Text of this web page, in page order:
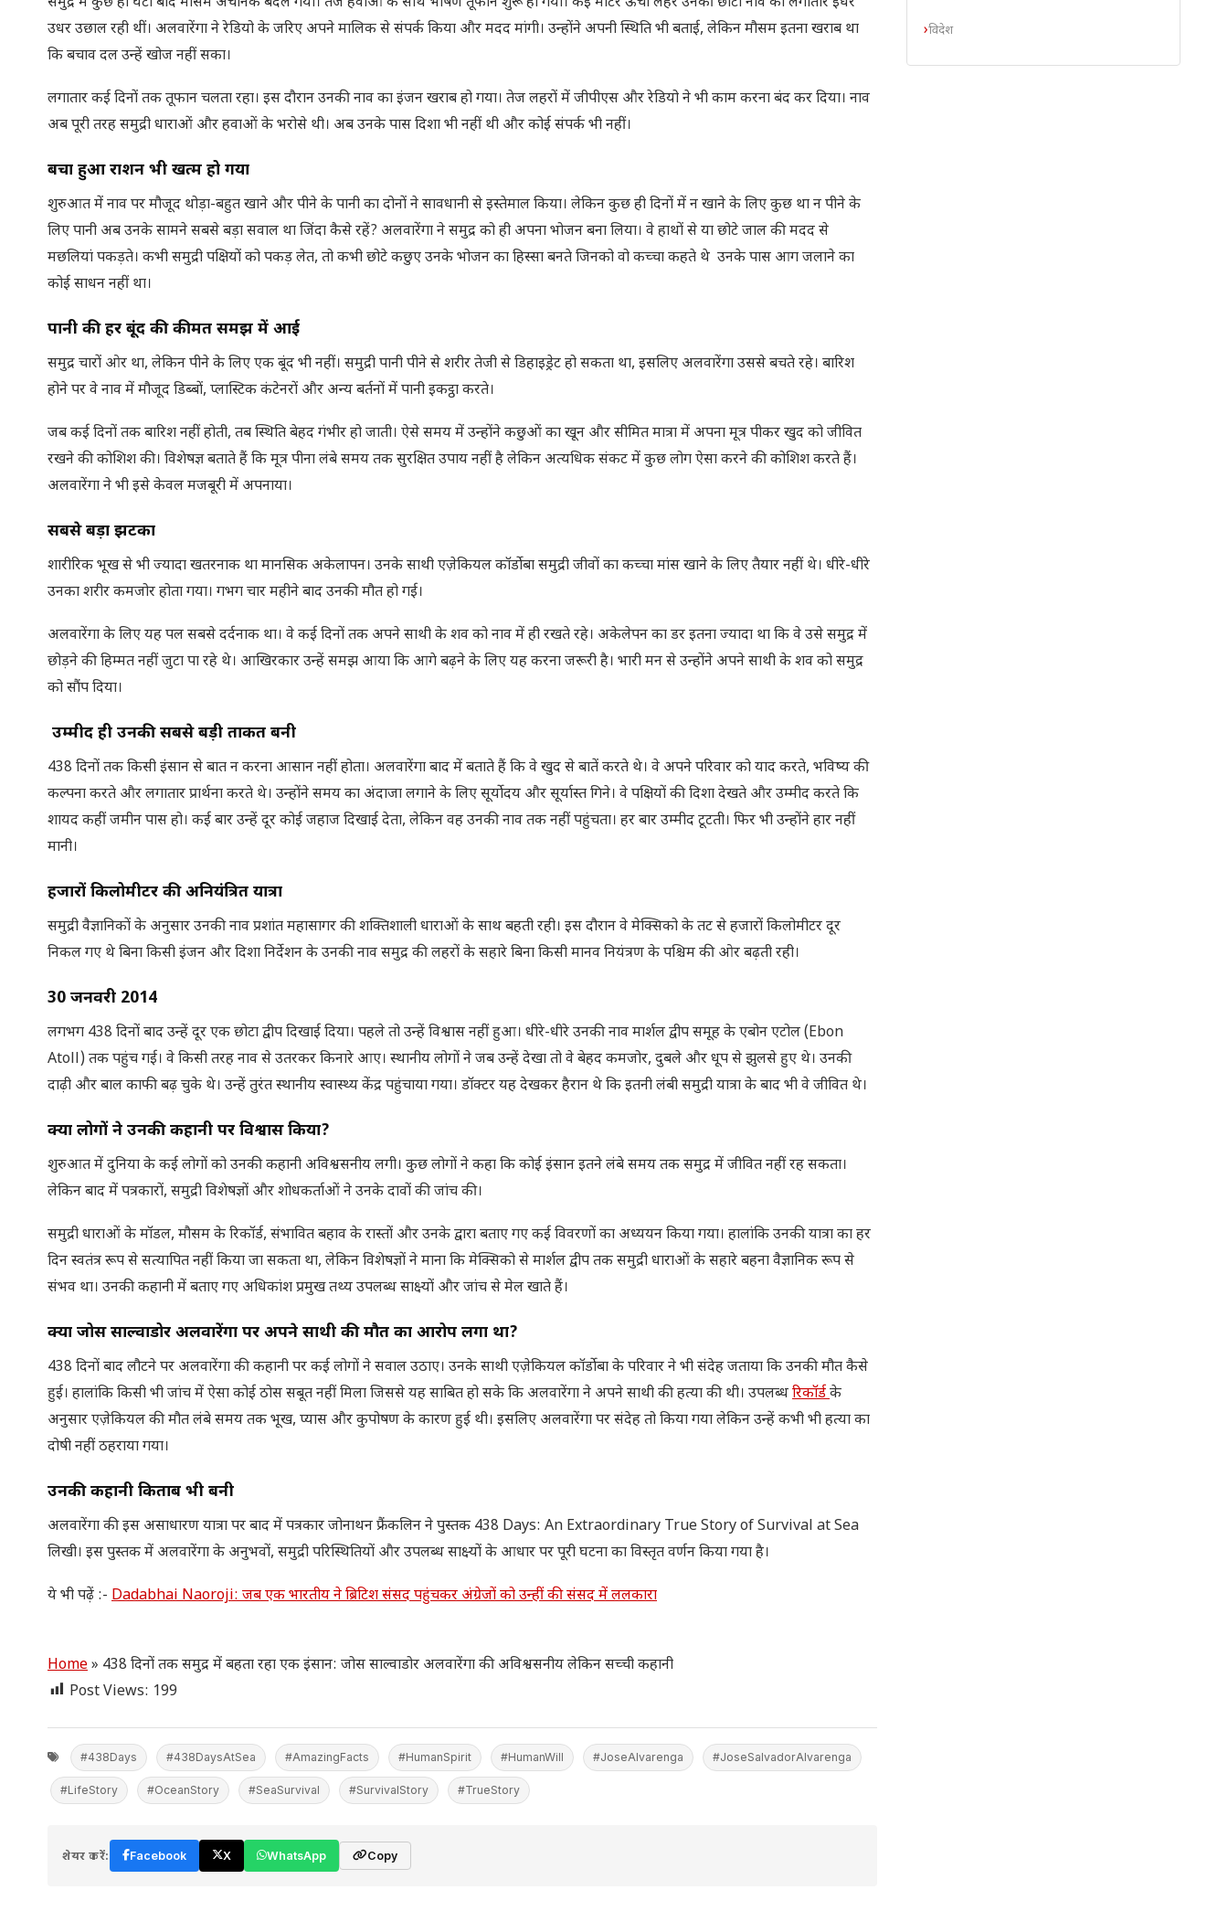
उधर उछाल रही थीं। अलवारेंगा ने रेडियो के जरिए अपने मालिक से संपर्क किया और मदद मांगी। उन्होंने अपनी स्थिति भी बताई, लेकिन मौसम इतना खराब था
कि बचाव दल उन्हें खोज नहीं सका।
लगातार कई दिनों तक तूफान चलता रहा। इस दौरान उनकी नाव का इंजन खराब हो गया। तेज लहरों में जीपीएस और रेडियो ने भी काम करना बंद कर दिया। नाव
अब पूरी तरह समुद्री धाराओं और हवाओं के भरोसे थी। अब उनके पास दिशा भी नहीं थी और कोई संपर्क भी नहीं।
बचा हुआ राशन भी खत्म हो गया
शुरुआत में नाव पर मौजूद थोड़ा-बहुत खाने और पीने के पानी का दोनों ने सावधानी से इस्तेमाल किया। लेकिन कुछ ही दिनों में न खाने के लिए कुछ था न पीने के
लिए पानी अब उनके सामने सबसे बड़ा सवाल था जिंदा कैसे रहें? अलवारेंगा ने समुद्र को ही अपना भोजन बना लिया। वे हाथों से या छोटे जाल की मदद से
मछलियां पकड़ते। कभी समुद्री पक्षियों को पकड़ लेत, तो कभी छोटे कछुए उनके भोजन का हिस्सा बनते जिनको वो कच्चा कहते थे उनके पास आग जलाने का
कोई साधन नहीं था।
पानी की हर बूंद की कीमत समझ में आई
समुद्र चारों ओर था, लेकिन पीने के लिए एक बूंद भी नहीं। समुद्री पानी पीने से शरीर तेजी से डिहाइड्रेट हो सकता था, इसलिए अलवारेंगा उससे बचते रहे। बारिश
होने पर वे नाव में मौजूद डिब्बों, प्लास्टिक कंटेनरों और अन्य बर्तनों में पानी इकट्ठा करते।
जब कई दिनों तक बारिश नहीं होती, तब स्थिति बेहद गंभीर हो जाती। ऐसे समय में उन्होंने कछुओं का खून और सीमित मात्रा में अपना मूत्र पीकर खुद को जीवित
रखने की कोशिश की। विशेषज्ञ बताते हैं कि मूत्र पीना लंबे समय तक सुरक्षित उपाय नहीं है लेकिन अत्यधिक संकट में कुछ लोग ऐसा करने की कोशिश करते हैं।
अलवारेंगा ने भी इसे केवल मजबूरी में अपनाया।
सबसे बड़ा झटका
शारीरिक भूख से भी ज्यादा खतरनाक था मानसिक अकेलापन। उनके साथी एज़ेकियल कॉर्डोबा समुद्री जीवों का कच्चा मांस खाने के लिए तैयार नहीं थे। धीरे-धीरे
उनका शरीर कमजोर होता गया। गभग चार महीने बाद उनकी मौत हो गई।
अलवारेंगा के लिए यह पल सबसे दर्दनाक था। वे कई दिनों तक अपने साथी के शव को नाव में ही रखते रहे। अकेलेपन का डर इतना ज्यादा था कि वे उसे समुद्र में
छोड़ने की हिम्मत नहीं जुटा पा रहे थे। आखिरकार उन्हें समझ आया कि आगे बढ़ने के लिए यह करना जरूरी है। भारी मन से उन्होंने अपने साथी के शव को समुद्र
को सौंप दिया।
उम्मीद ही उनकी सबसे बड़ी ताकत बनी
438 दिनों तक किसी इंसान से बात न करना आसान नहीं होता। अलवारेंगा बाद में बताते हैं कि वे खुद से बातें करते थे। वे अपने परिवार को याद करते, भविष्य की
कल्पना करते और लगातार प्रार्थना करते थे। उन्होंने समय का अंदाजा लगाने के लिए सूर्योदय और सूर्यास्त गिने। वे पक्षियों की दिशा देखते और उम्मीद करते कि
शायद कहीं जमीन पास हो। कई बार उन्हें दूर कोई जहाज दिखाई देता, लेकिन वह उनकी नाव तक नहीं पहुंचता। हर बार उम्मीद टूटती। फिर भी उन्होंने हार नहीं
मानी।
हजारों किलोमीटर की अनियंत्रित यात्रा
समुद्री वैज्ञानिकों के अनुसार उनकी नाव प्रशांत महासागर की शक्तिशाली धाराओं के साथ बहती रही। इस दौरान वे मेक्सिको के तट से हजारों किलोमीटर दूर
निकल गए थे बिना किसी इंजन और दिशा निर्देशन के उनकी नाव समुद्र की लहरों के सहारे बिना किसी मानव नियंत्रण के पश्चिम की ओर बढ़ती रही।
30 जनवरी 2014
लगभग 438 दिनों बाद उन्हें दूर एक छोटा द्वीप दिखाई दिया। पहले तो उन्हें विश्वास नहीं हुआ। धीरे-धीरे उनकी नाव मार्शल द्वीप समूह के एबोन एटोल (Ebon
Atoll) तक पहुंच गई। वे किसी तरह नाव से उतरकर किनारे आए। स्थानीय लोगों ने जब उन्हें देखा तो वे बेहद कमजोर, दुबले और धूप से झुलसे हुए थे। उनकी
दाढ़ी और बाल काफी बढ़ चुके थे। उन्हें तुरंत स्थानीय स्वास्थ्य केंद्र पहुंचाया गया। डॉक्टर यह देखकर हैरान थे कि इतनी लंबी समुद्री यात्रा के बाद भी वे जीवित थे।
क्या लोगों ने उनकी कहानी पर विश्वास किया?
शुरुआत में दुनिया के कई लोगों को उनकी कहानी अविश्वसनीय लगी। कुछ लोगों ने कहा कि कोई इंसान इतने लंबे समय तक समुद्र में जीवित नहीं रह सकता।
लेकिन बाद में पत्रकारों, समुद्री विशेषज्ञों और शोधकर्ताओं ने उनके दावों की जांच की।
समुद्री धाराओं के मॉडल, मौसम के रिकॉर्ड, संभावित बहाव के रास्तों और उनके द्वारा बताए गए कई विवरणों का अध्ययन किया गया। हालांकि उनकी यात्रा का हर
दिन स्वतंत्र रूप से सत्यापित नहीं किया जा सकता था, लेकिन विशेषज्ञों ने माना कि मेक्सिको से मार्शल द्वीप तक समुद्री धाराओं के सहारे बहना वैज्ञानिक रूप से
संभव था। उनकी कहानी में बताए गए अधिकांश प्रमुख तथ्य उपलब्ध साक्ष्यों और जांच से मेल खाते हैं।
क्या जोस साल्वाडोर अलवारेंगा पर अपने साथी की मौत का आरोप लगा था?
438 दिनों बाद लौटने पर अलवारेंगा की कहानी पर कई लोगों ने सवाल उठाए। उनके साथी एज़ेकियल कॉर्डोबा के परिवार ने भी संदेह जताया कि उनकी मौत कैसे
हुई। हालांकि किसी भी जांच में ऐसा कोई ठोस सबूत नहीं मिला जिससे यह साबित हो सके कि अलवारेंगा ने अपने साथी की हत्या की थी। उपलब्धरिकॉर्डके
अनुसार एज़ेकियल की मौत लंबे समय तक भूख, प्यास और कुपोषण के कारण हुई थी। इसलिए अलवारेंगा पर संदेह तो किया गया लेकिन उन्हें कभी भी हत्या का
दोषी नहीं ठहराया गया।
उनकी कहानी किताब भी बनी
अलवारेंगा की इस असाधारण यात्रा पर बाद में पत्रकार जोनाथन फ्रैंकलिन ने पुस्तक 438 Days: An Extraordinary True Story of Survival at Sea
लिखी। इस पुस्तक में अलवारेंगा के अनुभवों, समुद्री परिस्थितियों और उपलब्ध साक्ष्यों के आधार पर पूरी घटना का विस्तृत वर्णन किया गया है।
ये भी पढ़ें :- Dadabhai Naoroji: जब एक भारतीय ने ब्रिटिश संसद पहुंचकर अंग्रेजों को उन्हीं की संसद में ललकारा
Home» 438 दिनों तक समुद्र में बहता रहा एक इंसान: जोस साल्वाडोर अलवारेंगा की अविश्वसनीय लेकिन सच्ची कहानी
Post Views: 199
#438Days #438DaysAtSea #AmazingFacts #HumanSpirit #HumanWill #JoseAlvarenga #JoseSalvadorAlvarenga
#LifeStory #OceanStory #SeaSurvival #SurvivalStory #TrueStory
शेयर करें: Facebook X WhatsApp Copy
विदेश